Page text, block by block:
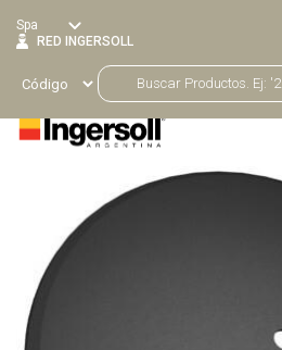
Spa
RED INGERSOLL
Productos